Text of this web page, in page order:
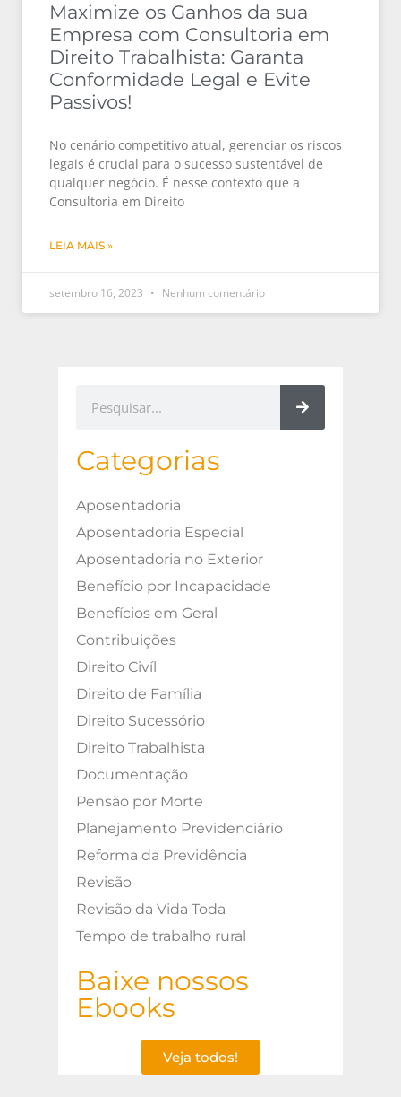
Maximize os Ganhos da sua
Empresa com Consultoria em
Direito Trabalhista: Garanta
Conformidade Legal e Evite
Passivos!
No cenário competitivo atual, gerenciar os riscos
legais é crucial para o sucesso sustentável de
qualquer negócio. É nesse contexto que a
Consultoria em Direito
LEIA MAIS »
setembro 16, 2023 Nenhum comentário
Categorias
Aposentadoria
Aposentadoria Especial
Aposentadoria no Exterior
Benefício por Incapacidade
Benefícios em Geral
Contribuições
Direito Civíl
Direito de Família
Direito Sucessório
Direito Trabalhista
Documentação
Pensão por Morte
Planejamento Previdenciário
Reforma da Previdência
Revisão
Revisão da Vida Toda
Tempo de trabalho rural
Baixe nossos
Ebooks
Veja todos!